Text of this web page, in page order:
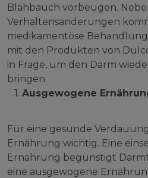
Blähbauch vorbeugen.
Verhaltensänderungen
medikamentöse
mit den Produkten von
in Frage, um den Darm
bringen.
1. Ausgewogene
Für eine gesunde
Ernährung wichtig. Eine
Ernährung begünstigt
eine ausgewogene